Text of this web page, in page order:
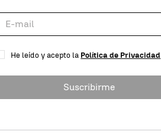
He leído y acepto la Política de Privacidad
Suscribirme